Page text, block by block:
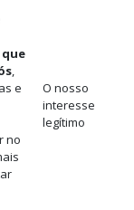
,
e
no
O nosso
interesse
legítimo